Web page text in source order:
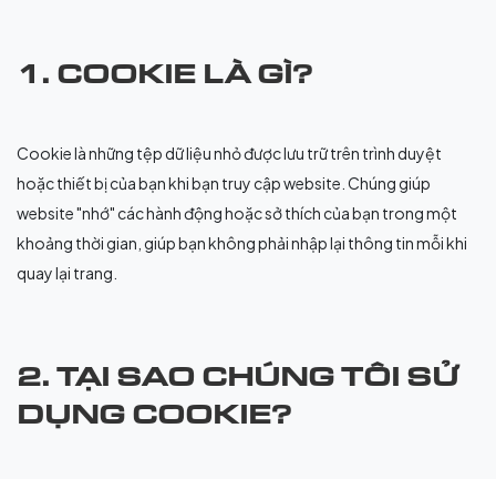
1. COOKIE LÀ GÌ?
Cookie là những tệp dữ liệu nhỏ được lưu trữ trên trình duyệt
hoặc thiết bị của bạn khi bạn truy cập website. Chúng giúp
website "nhớ" các hành động hoặc sở thích của bạn trong một
khoảng thời gian, giúp bạn không phải nhập lại thông tin mỗi khi
quay lại trang.
2. TẠI SAO CHÚNG TÔI SỬ
DỤNG COOKIE?